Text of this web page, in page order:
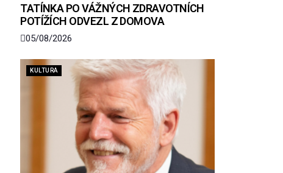
TATÍNKA PO VÁŽNÝCH ZDRAVOTNÍCH
POTÍŽÍCH ODVEZL Z DOMOVA
05/08/2026
KULTURA